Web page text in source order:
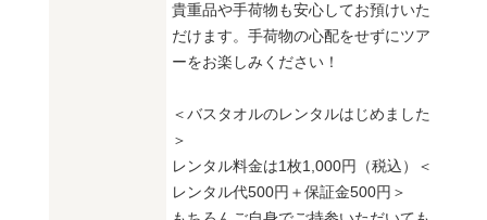
貴重品や手荷物も安心してお預けいた
だけます。手荷物の心配をせずにツア
ーをお楽しみください！
＜バスタオルのレンタルはじめました
＞
レンタル料金は1枚1,000円（税込）＜
レンタル代500円＋保証金500円＞